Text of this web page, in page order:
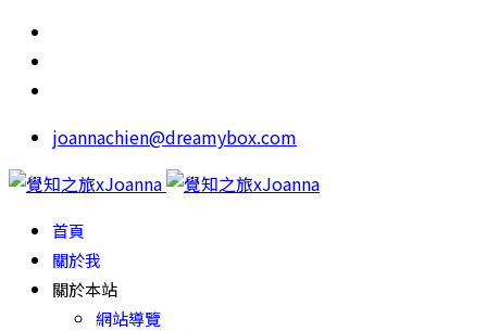
joannachien@dreamybox.com
首頁
關於我
關於本站
網站導覽